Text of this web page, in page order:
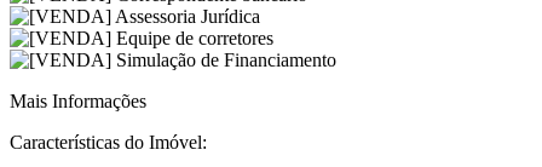
Mais Informações
Características do Imóvel: